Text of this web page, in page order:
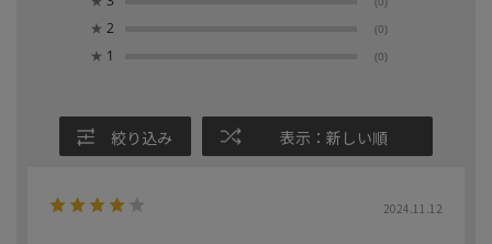
★ 2 (0)
★ 1 (0)
絞り込み 表示：新しい順
2024.11.12